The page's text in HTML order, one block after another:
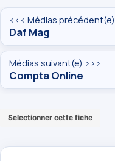
<<< Médias précédent(e)
Daf Mag
Médias suivant(e) >>>
Compta Online
Selectionner cette fiche